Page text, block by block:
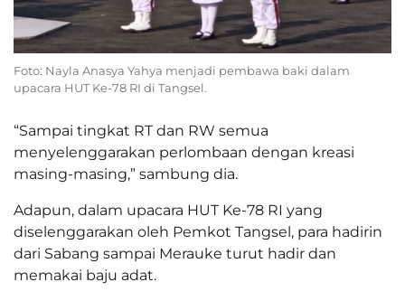
Foto: Nayla Anasya Yahya menjadi pembawa baki dalam
upacara HUT Ke-78 RI di Tangsel.
“Sampai tingkat RT dan RW semua
menyelenggarakan perlombaan dengan kreasi
masing-masing,” sambung dia.
Adapun, dalam upacara HUT Ke-78 RI yang
diselenggarakan oleh Pemkot Tangsel, para hadirin
dari Sabang sampai Merauke turut hadir dan
memakai baju adat.